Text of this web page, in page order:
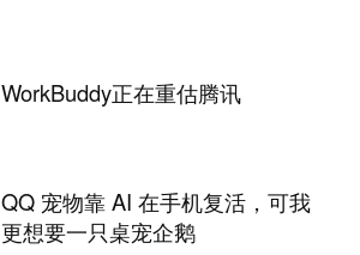
WorkBuddy正在重估腾讯
QQ 宠物靠 AI 在手机复活，可我
更想要一只桌宠企鹅